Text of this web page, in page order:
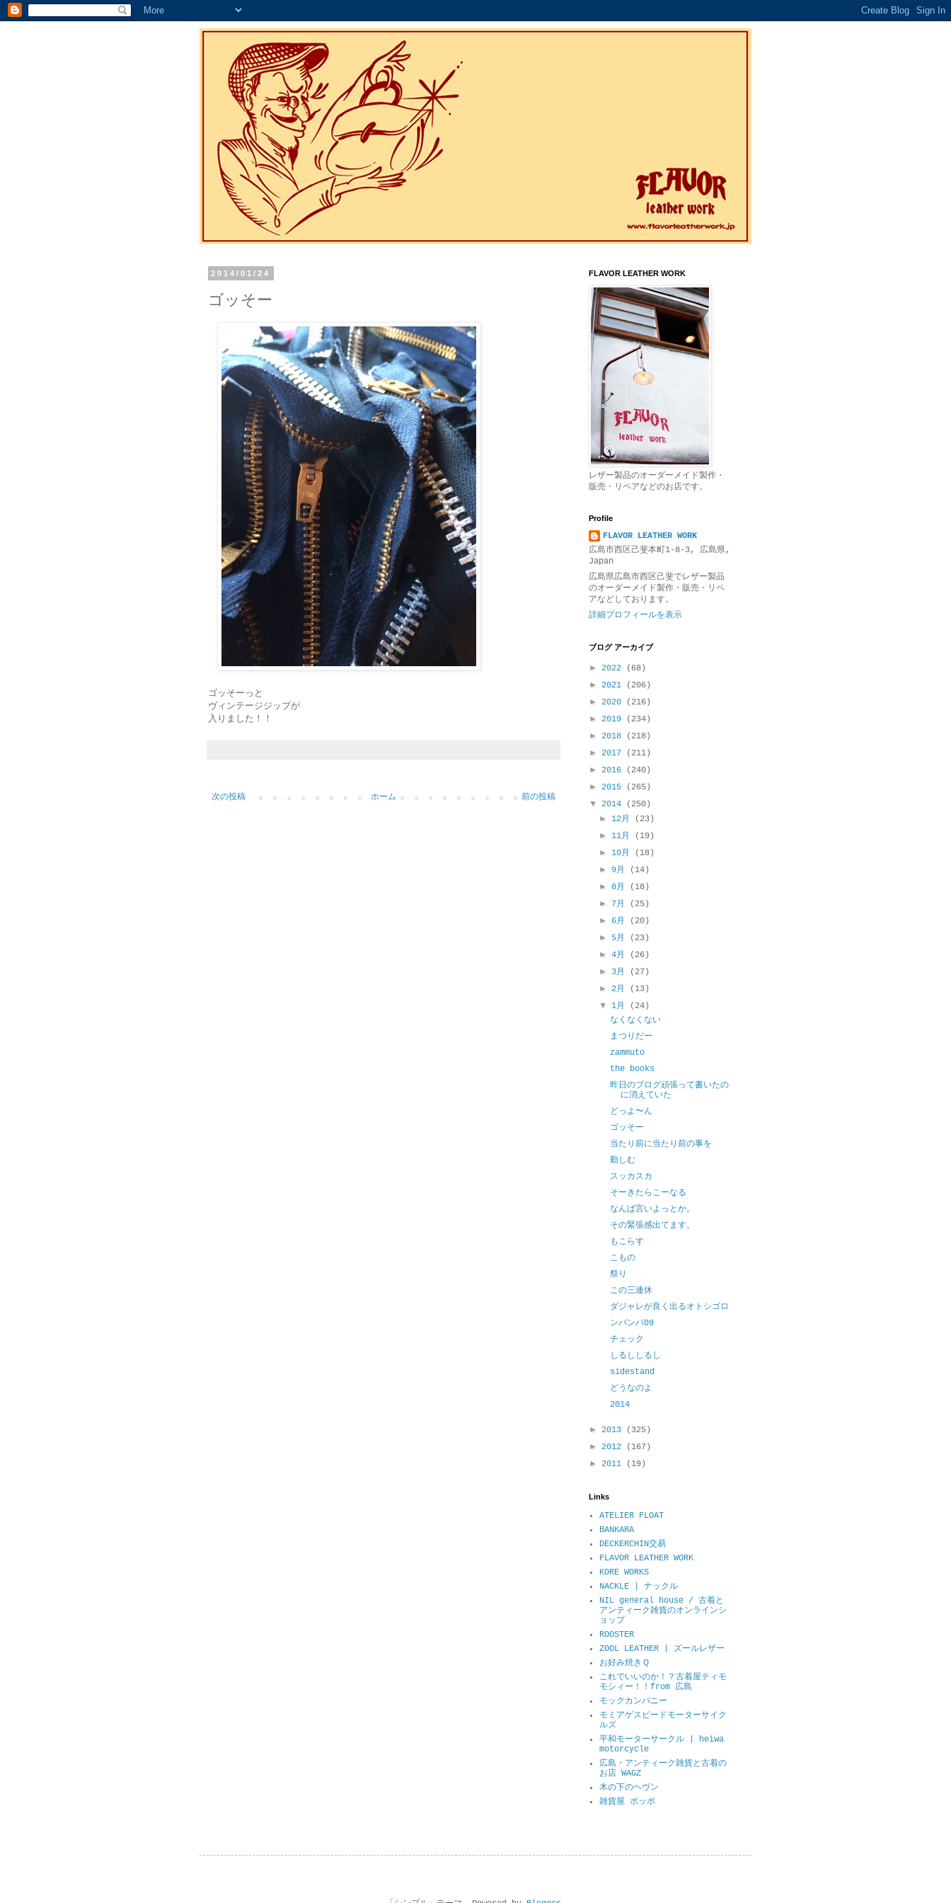
2014/01/24
ゴッそー
ゴッそーっと
ヴィンテージジップが
入りました！！
次の投稿 前の投稿
ホーム
FLAVOR LEATHER WORK
レザー製品のオーダーメイド製作・
販売・リペアなどのお店です。
Profile
FLAVOR LEATHER WORK
広島市西区己斐本町1-8-3, 広島県,
Japan
広島県広島市西区己斐でレザー製品
のオーダーメイド製作・販売・リペ
アなどしております。
詳細プロフィールを表示
ブログ アーカイブ
► 2022
(68)
► 2021
(206)
► 2020
(216)
► 2019
(234)
► 2018
(218)
► 2017
(211)
► 2016
(240)
► 2015
(265)
▼ 2014
(250)
►12月
(23)
►11月
(19)
►10月
(18)
►9月
(14)
►8月
(18)
► 7月
(25)
► 6月
(20)
► 5月
(23)
►4月
(26)
► 3月
(27)
►2月
(13)
▼1月
(24)
なくなくない
まつりだー
zammuto
the books
昨日のブログ頑張って書いたの
に消えていた
どっよ〜ん
ゴッそー
当たり前に当たり前の事を
勤しむ
スッカスカ
そーきたらこーなる
なんば言いよっとか。
その緊張感出てます。
もこらす
こもの
祭り
この三連休
ダジャレが良く出るオトシゴロ
ンバンバ09
チェック
しるししるし
sidestand
どうなのよ
2014
► 2013
(325)
► 2012
(167)
► 2011 (19)
Links
ATELIER FLOAT
BANKARA
DECKERCHIN交易
FLAVOR LEATHER WORK
KORE WORKS
NACKLE | ナックル
NIL general house / 古着と
アンティーク雑貨のオンラインシ
ョップ
ROOSTER
ZOOL LEATHER | ズールレザー
お好み焼きＱ
これでいいのか！？古着屋ティモ
モシィー！！from 広島
モックカンパニー
モミアゲスピードモーターサイク
ルズ
平和モーターサークル | heiwa
motorcycle
広島・アンティーク雑貨と古着の
お店 WAGZ
木の下のヘヴン
雑貨屋 ポッポ